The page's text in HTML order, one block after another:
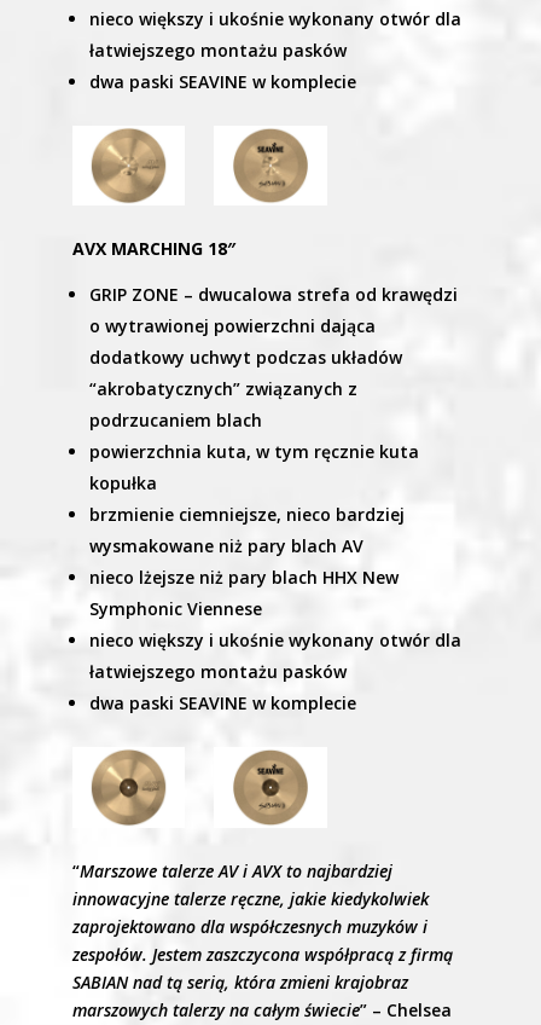
nieco większy i ukośnie wykonany otwór dla
łatwiejszego montażu pasków
dwa paski SEAVINE w komplecie
AVX MARCHING 18″
GRIP ZONE – dwucalowa strefa od krawędzi
o wytrawionej powierzchni dająca
dodatkowy uchwyt podczas układów
“akrobatycznych” związanych z
podrzucaniem blach
powierzchnia kuta, w tym ręcznie kuta
kopułka
brzmienie ciemniejsze, nieco bardziej
wysmakowane niż pary blach AV
nieco lżejsze niż pary blach HHX New
Symphonic Viennese
nieco większy i ukośnie wykonany otwór dla
łatwiejszego montażu pasków
dwa paski SEAVINE w komplecie
“Marszowe talerze AV i AVX to najbardziej
innowacyjne talerze ręczne, jakie kiedykolwiek
zaprojektowano dla współczesnych muzyków i
zespołów. Jestem zaszczycona współpracą z firmą
SABIAN nad tą serią, która zmieni krajobraz
marszowych talerzy na całym świecie” – Chelsea